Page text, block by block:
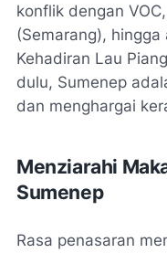
konflik dengan
(Semarang),
Kehadiran Lau
dulu, Sumenep
dan menghargai
Menziarahi
Sumenep
Rasa penasaran